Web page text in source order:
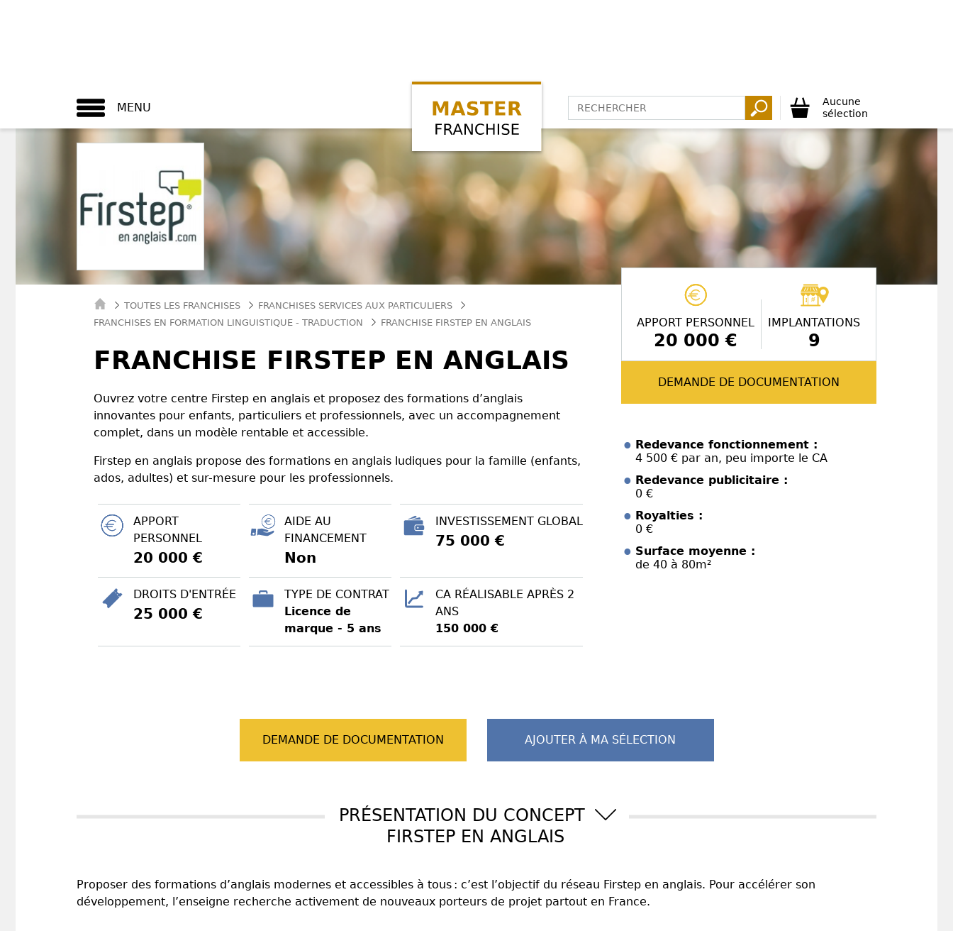
MENU
Aucune
sélection
TOUTES LES FRANCHISES
FRANCHISES SERVICES AUX PARTICULIERS
FRANCHISES EN FORMATION LINGUISTIQUE - TRADUCTION
FRANCHISE FIRSTEP EN ANGLAIS
FRANCHISE FIRSTEP EN ANGLAIS
Ouvrez votre centre Firstep en anglais et proposez des formations d’anglais
innovantes pour enfants, particuliers et professionnels, avec un accompagnement
complet, dans un modèle rentable et accessible.
Firstep en anglais propose des formations en anglais ludiques pour la famille (enfants,
ados, adultes) et sur-mesure pour les professionnels.
APPORT
PERSONNEL
20 000 €
AIDE AU
FINANCEMENT
Non
INVESTISSEMENT GLOBAL
75 000 €
DROITS D'ENTRÉE
25 000 €
TYPE DE CONTRAT
Licence de
marque - 5 ans
CA RÉALISABLE APRÈS 2
ANS
150 000 €
APPORT PERSONNEL
20 000 €
IMPLANTATIONS
9
DEMANDE DE DOCUMENTATION
Redevance fonctionnement :
4 500 € par an, peu importe le CA
Redevance publicitaire :
0 €
Royalties :
0 €
Surface moyenne :
de 40 à 80m²
DEMANDE DE DOCUMENTATION AJOUTER À MA SÉLECTION
PRÉSENTATION DU CONCEPT
FIRSTEP EN ANGLAIS
Proposer des formations d’anglais modernes et accessibles à tous : c’est l’objectif du réseau Firstep en anglais. Pour accélérer son
développement, l’enseigne recherche activement de nouveaux porteurs de projet partout en France.